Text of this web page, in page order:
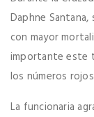
Daphne
con mayor
importante este
los números
La funcionaria